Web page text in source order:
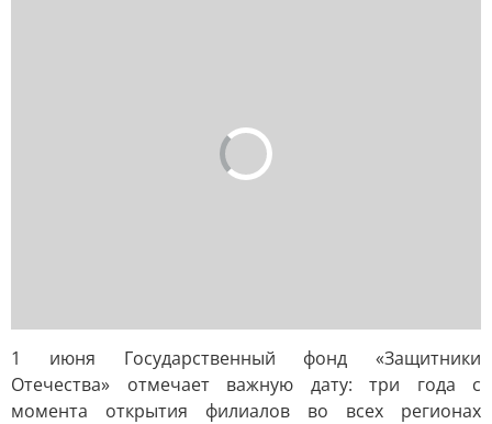
1 июня Государственный фонд «Защитники
Отечества» отмечает важную дату: три года с
момента открытия филиалов во всех регионах